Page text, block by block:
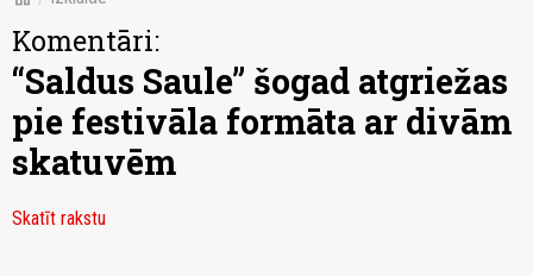
Komentāri:
“Saldus Saule” šogad atgriežas
pie festivāla formāta ar divām
skatuvēm
Skatīt rakstu